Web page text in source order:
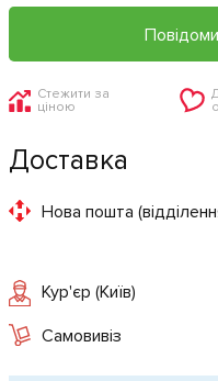
Стежити за
ціною
Доставка
Нова пошта
Кур'єр (Київ)
Самовивіз